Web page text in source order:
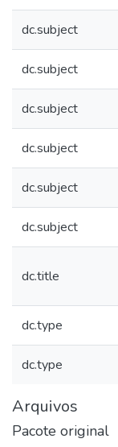
dc.subject
dc.subject
dc.subject
dc.subject
dc.subject
dc.subject
dc.title
dc.type
dc.type
Arquivos
Pacote original